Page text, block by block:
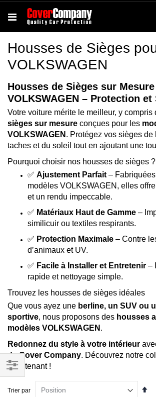
Housses de Sièges
VOLKSWAGEN
Housses de Sièges sur
VOLKSWAGEN – Protection et
Votre voiture mérite le meilleur, y compris
sièges sur mesure conçues pour les
VOLKSWAGEN . Protégez vos sièges de
taches et du soleil tout en ajoutant une
Pourquoi choisir nos housses de sièges ?
✅ Ajustement Parfait –
modèles VOLKSWAGEN, elles
et un rendu impeccable.
✅ Matériaux Haut de Gamme –
similicuir ou textiles respirants.
✅ Protection Maximale – Contre
d’animaux et UV.
✅ Facile à Installer et Entretenir –
rapide et nettoyage simple.
Trouvez les housses de sièges idéales
Que vous ayez une berline, un SUV ou
sportive, nous proposons des housses
modèles VOLKSWAGEN .
Redonnez du style à votre intérieur
de Cover Company. Découvrez notre
maintenant !
Trier par
Par
Filtrer
par